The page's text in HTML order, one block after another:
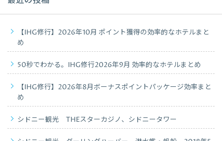
【IHG修行】2026年10月 ポイント獲得の効率的なホテルまと
め
50秒でわかる。IHG修行2026年9月 効率的なホテルまとめ
【IHG修行】2026年8月ボーナスポイントパッケージ効率まと
め
シドニー観光 THEスターカジノ、シドニータワー